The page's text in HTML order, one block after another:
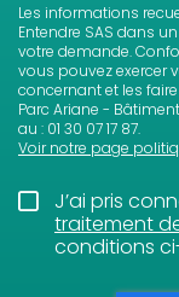
Les informations
Entendre SAS dans
votre demande.
vous pouvez exercer
concernant et les faire
Parc Ariane -
au : 01 30 07 17 87.
Voir notre page
J’ai pris
traitement
conditions